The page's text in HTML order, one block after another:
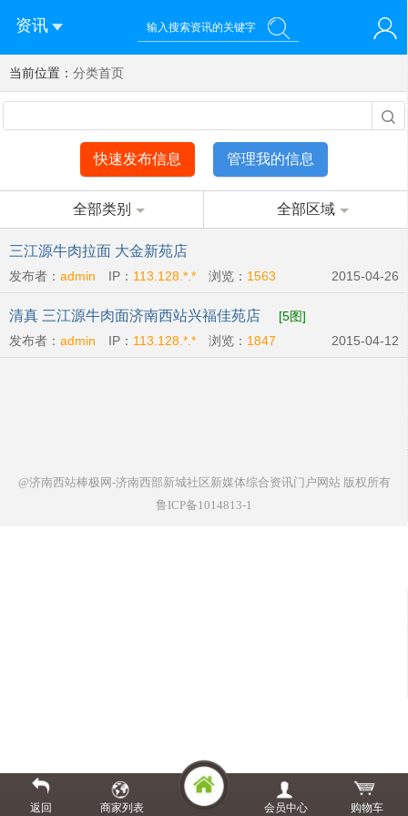
资讯
您好！欢迎来到济南西站棒极网-济南西部新城社区新媒体综
合资讯门户网站
登录 注册 微信快速登录
当前位置： 分类首页
快速发布信息 管理我的信息
全部类别 全部区域
三江源牛肉拉面 大金新苑店
发布者： admin IP： 113.128.*.* 浏览： 1563 2015-04-26
清真 三江源牛肉面济南西站兴福佳苑店
[5图]
发布者： admin IP： 113.128.*.* 浏览： 1847 2015-04-12
@济南西站棒极网-济南西部新城社区新媒体综合资讯门户网站版权所有
鲁ICP备1014813-1
返回 商家列表 会员中心 购物车